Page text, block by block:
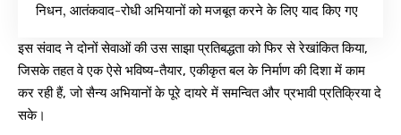
निधन, आतंकवाद-रोधी अभियानों को मजबूत करने के लिए याद किए गए
इस संवाद ने दोनों सेवाओं की उस साझा प्रतिबद्धता को फिर से रेखांकित किया,
जिसके तहत वे एक ऐसे भविष्य-तैयार, एकीकृत बल के निर्माण की दिशा में काम
कर रही हैं, जो सैन्य अभियानों के पूरे दायरे में समन्वित और प्रभावी प्रतिक्रिया दे
सके।